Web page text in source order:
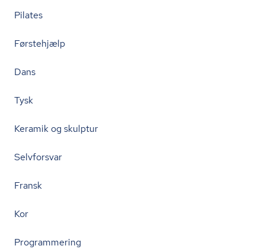
Pilates
Førstehjælp
Dans
Tysk
Keramik og skulptur
Selvforsvar
Fransk
Kor
Programmering